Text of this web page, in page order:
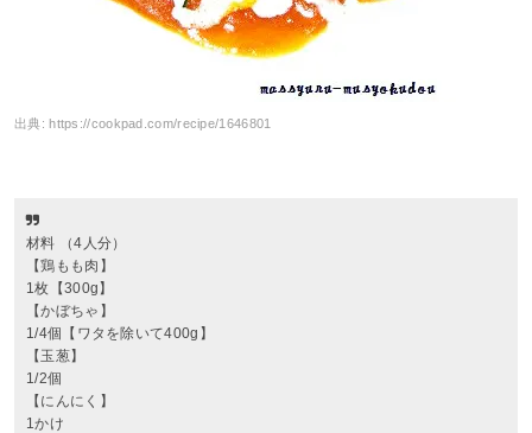
出典:https://cookpad.com/recipe/1646801
材料 （4人分）
【鶏もも肉】
1枚【300g】
【かぼちゃ】
1/4個【ワタを除いて400g】
【玉葱】
1/2個
【にんにく】
1かけ